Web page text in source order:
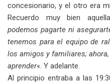
concesionario, y el otro era
Recuerdo muy bien
podemos pagarte ni
tenemos para el equipo de
los amigos y familiares;
aprender«. Y adelante.
Al principio entraba a las